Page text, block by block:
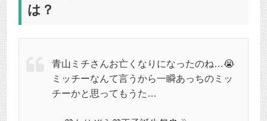
は？
青山ミチさんお亡くなりになったのね…😭
ミッチーなんて言うから一瞬あっちのミッ
チーかと思ってもうた…